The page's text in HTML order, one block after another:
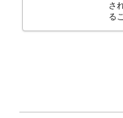
さ
る